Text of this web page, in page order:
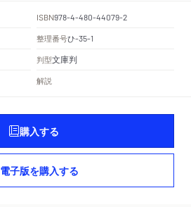
ISBN978-4-480-44079-2
整理番号ひ-35-1
判型文庫判
解説
購入する
電子版を購入する